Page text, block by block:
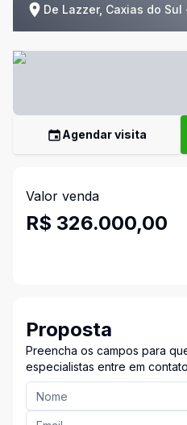
De Lazzer, Caxias do Sul
Agendar visita
Valor venda
R$ 326.000,00
Proposta
Preencha os campos para
especialistas entre em contato